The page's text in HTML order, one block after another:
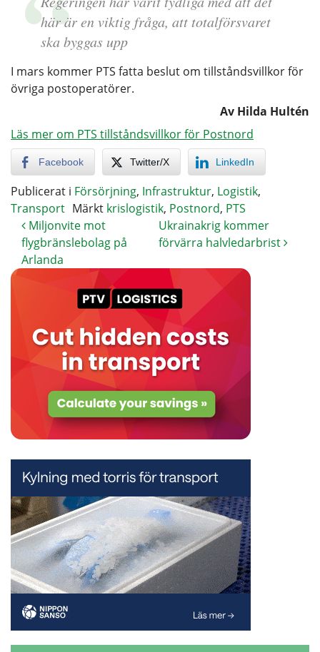
här är en viktig fråga, att totalförsvaret
ska byggas upp
I mars kommer PTS fatta beslut om tillståndsvillkor för
övriga postoperatörer.
Av Hilda Hultén
Läs mer om PTS tillståndsvillkor för Postnord
Facebook Twitter/X LinkedIn
Publicerat i Försörjning, Infrastruktur, Logistik,
Transport Märkt krislogistik, Postnord, PTS
Miljonvite mot
flygbränslebolag på
Arlanda
Ukrainakrig kommer
förvärra halvledarbrist